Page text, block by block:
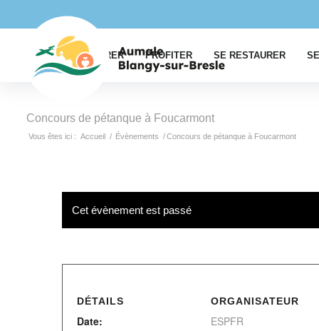
EXPLORER PROFITER SE RESTAURER
Concours de pétanque à Foucarmont
Vous êtes ici : Accueil / Évènements /Concours de pétanque à Foucarmont
Cet évènement est passé
DÉTAILS
Date:
ORGANISATEUR
ESPFR